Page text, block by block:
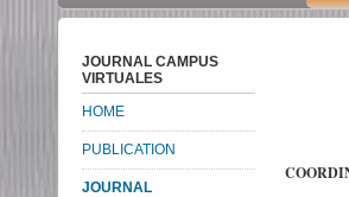
JOURNAL CAMPUS
VIRTUALES
HOME
PUBLICATION
JOURNAL